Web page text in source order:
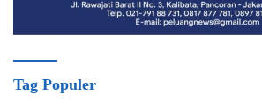
Tag Populer